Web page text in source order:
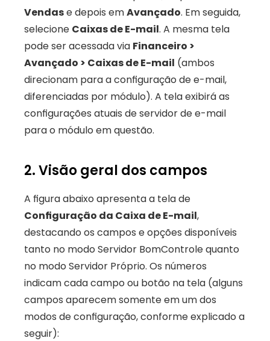
Vendas e depois em Avançado. Em seguida,
selecione Caixas de E-mail. A mesma tela
pode ser acessada via Financeiro >
Avançado > Caixas de E-mail (ambos
direcionam para a configuração de e-mail,
diferenciadas por módulo). A tela exibirá as
configurações atuais de servidor de e-mail
para o módulo em questão.
2. Visão geral dos campos
Configuração da Caixa de E-mail,
destacando os campos e opções disponíveis
tanto no modo Servidor BomControle quanto
no modo Servidor Próprio. Os números
indicam cada campo ou botão na tela (alguns
campos aparecem somente em um dos
modos de configuração, conforme explicado a
seguir):